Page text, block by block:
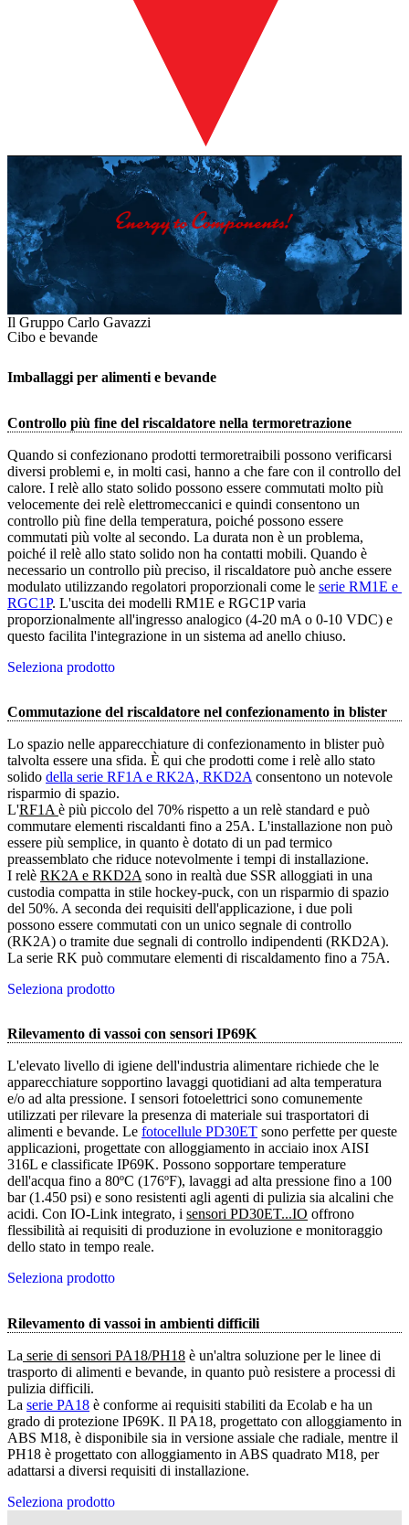
Il Gruppo Carlo Gavazzi
Cibo e bevande
Imballaggi per alimenti e bevande
Controllo più fine del riscaldatore nella termoretrazione
Quando si confezionano prodotti termoretraibili possono verificarsi
diversi problemi e, in molti casi, hanno a che fare con il controllo del
calore. I relè allo stato solido possono essere commutati molto più
velocemente dei relè elettromeccanici e quindi consentono un
controllo più fine della temperatura, poiché possono essere
commutati più volte al secondo. La durata non è un problema,
poiché il relè allo stato solido non ha contatti mobili. Quando è
necessario un controllo più preciso, il riscaldatore può anche essere
modulato utilizzando regolatori proporzionali come le serie RM1E e
RGC1P. L'uscita dei modelli RM1E e RGC1P varia
proporzionalmente all'ingresso analogico (4-20 mA o 0-10 VDC) e
questo facilita l'integrazione in un sistema ad anello chiuso.
Seleziona prodotto
Commutazione del riscaldatore nel confezionamento in blister
Lo spazio nelle apparecchiature di confezionamento in blister può
talvolta essere una sfida. È qui che prodotti come i relè allo stato
solido della serie RF1A e RK2A, RKD2A consentono un notevole
risparmio di spazio.
L'RF1A è più piccolo del 70% rispetto a un relè standard e può
commutare elementi riscaldanti fino a 25A. L'installazione non può
essere più semplice, in quanto è dotato di un pad termico
preassemblato che riduce notevolmente i tempi di installazione.
I relè RK2A e RKD2A sono in realtà due SSR alloggiati in una
custodia compatta in stile hockey-puck, con un risparmio di spazio
del 50%. A seconda dei requisiti dell'applicazione, i due poli
possono essere commutati con un unico segnale di controllo
(RK2A) o tramite due segnali di controllo indipendenti (RKD2A).
La serie RK può commutare elementi di riscaldamento fino a 75A.
Seleziona prodotto
Rilevamento di vassoi con sensori IP69K
L'elevato livello di igiene dell'industria alimentare richiede che le
apparecchiature sopportino lavaggi quotidiani ad alta temperatura
e/o ad alta pressione. I sensori fotoelettrici sono comunemente
utilizzati per rilevare la presenza di materiale sui trasportatori di
alimenti e bevande. Le fotocellule PD30ET sono perfette per queste
applicazioni, progettate con alloggiamento in acciaio inox AISI
316L e classificate IP69K. Possono sopportare temperature
dell'acqua fino a 80ºC (176ºF), lavaggi ad alta pressione fino a 100
bar (1.450 psi) e sono resistenti agli agenti di pulizia sia alcalini che
acidi. Con IO-Link integrato, i sensori PD30ET...IO offrono
flessibilità ai requisiti di produzione in evoluzione e monitoraggio
dello stato in tempo reale.
Seleziona prodotto
Rilevamento di vassoi in ambienti difficili
La serie di sensori PA18/PH18 è un'altra soluzione per le linee di
trasporto di alimenti e bevande, in quanto può resistere a processi di
pulizia difficili.
La serie PA18 è conforme ai requisiti stabiliti da Ecolab e ha un
grado di protezione IP69K. Il PA18, progettato con alloggiamento in
ABS M18, è disponibile sia in versione assiale che radiale, mentre il
PH18 è progettato con alloggiamento in ABS quadrato M18, per
adattarsi a diversi requisiti di installazione.
Seleziona prodotto